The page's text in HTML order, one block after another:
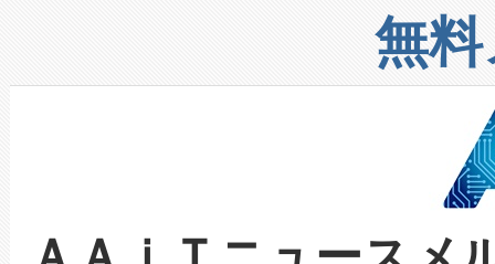
上げおよび商用化段階におけ
設備整備および立ち上げ調整
加組織は、Enzeneのバイオ
選定された製品について、自
取得できる可能性もあります
増加しているデータセンター
る電力網に大きな負担をかけ
事業者の負担軽減という課題
系統連系を迅速にし、ピーク
限を超えて利用可能な電力容
持できるよう貢献します。こ
リューション「Avia 2」を発
したAvia 2は、1,000メート
狭視野のFOVを切り替えるこ
ケーブル、枝などの細かな対
なレーザースポットにより、
な環境下でも豊かなディテー
無